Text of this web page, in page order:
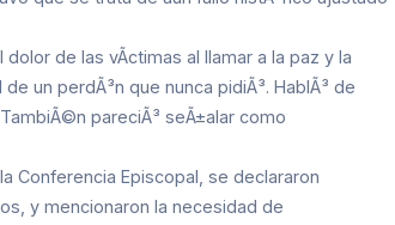
de las vÃ­ctimas al llamar a la paz y la
de un perdÃ³n que nunca pidiÃ³. HablÃ³ de
TambiÃ©n pareciÃ³ seÃ±alar como
Conferencia Episcopal, se declararon
y mencionaron la necesidad de